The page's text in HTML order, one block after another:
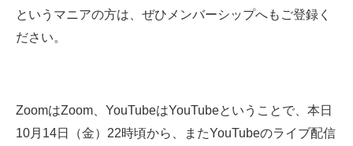
というマニアの方は、ぜひメンバーシップへもご登録く
ださい。
ZoomはZoom、YouTubeはYouTubeということで、本日
10月14日（金）22時頃から、またYouTubeのライブ配信